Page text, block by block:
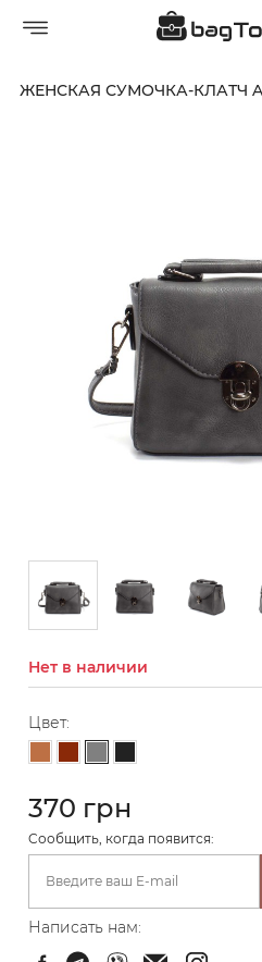
ЖЕНСКАЯ СУМОЧКА-КЛАТЧ
Нет в наличии
Цвет:
370 грн
Cообщить, когда появится:
Написать нам: